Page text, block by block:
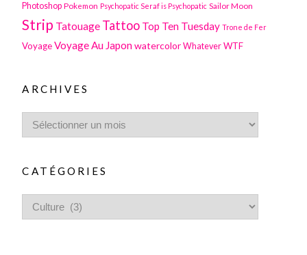
Photoshop Pokemon Psychopatic Seraf is Psychopatic Sailor Moon
Strip Tatouage Tattoo Top Ten Tuesday Trone de Fer
Voyage Voyage Au Japon watercolor Whatever WTF
ARCHIVES
CATÉGORIES